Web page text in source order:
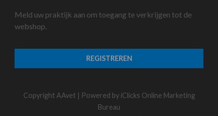
Meld uw praktijk aan om toegang te verkrijgen tot de
webshop.
REGISTREREN
Copyright AAvet | Powered by iClicks Online Marketing
Bureau